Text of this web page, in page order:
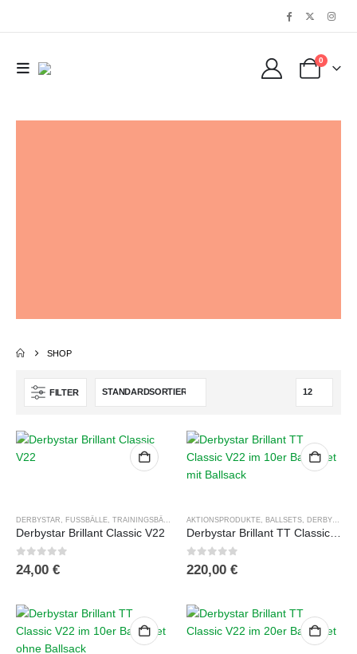
0
SHOP
FILTER
DERBYSTAR FUSSBÄLLE TRAININGSBÄLLE
Derbystar Brillant Classic V22
0 out of 5
24,00 €
AKTIONSPRODUKTE BALLSETS DERBYSTAR
0out of 5
220,00 €